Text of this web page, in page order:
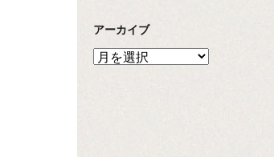
アーカイブ
ア